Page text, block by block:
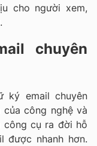
cho người xem,
chuyên
ký email chuyên
công nghệ và
công cụ ra đời hỗ
được nhanh hơn.